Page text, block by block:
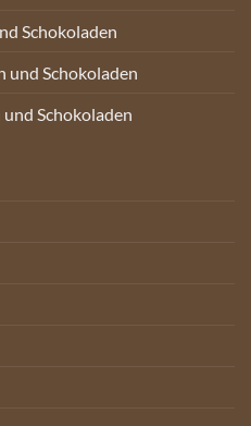
Schokoladen
Schokoladen
Schokoladen